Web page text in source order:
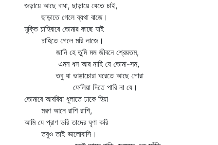
জড়ায়ে আছে বাধা, ছাড়ায়ে যেতে চাই,
ছাড়াতে গেলে ব্যথা বাজে।
মুক্তি চাহিবারে তোমার কাছে যাই
চাহিতে গেলে মরি লাজে।
জানি হে তুমি মম জীবনে শ্রেয়তম,
এমন ধন আর নাহি যে তোমা-সম,
তবু যা ভাঙাচোরা ঘরেতে আছে পোরা
ফেলিয়া দিতে পারি না যে।
তোমারে আবরিয়া ধুলাতে ঢাকে হিয়া
মরণ আনে রাশি রাশি,
আমি যে প্রাণ ভরি তাদের ঘৃণা করি
তবুও তাই ভালোবাসি।